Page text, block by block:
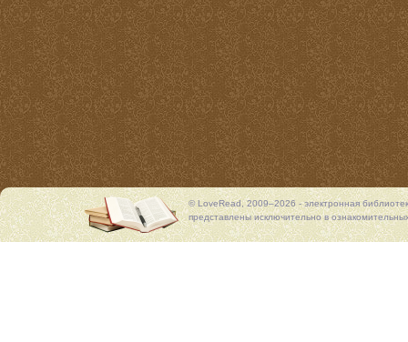
© LoveRead, 2009–2026 - электронная
представлены исключительно в